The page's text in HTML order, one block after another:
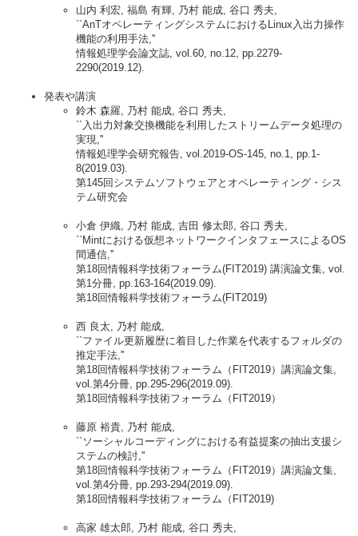
山内 利宏, 福島 有輝, 乃村 能成, 谷口 秀夫,
``AnTオペレーティングシステムにおけるLinux入出力操作
機能の利用手法,''
情報処理学会論文誌, vol.60, no.12, pp.2279-
2290(2019.12).
発表や講演
鈴木 森羅, 乃村 能成, 谷口 秀夫,
``入出力対象交換機能を利用したストリームデータ処理の
実現,''
情報処理学会研究報告, vol.2019-OS-145, no.1, pp.1-
8(2019.03).
第145回システムソフトウェアとオペレーティング・シス
テム研究会
小倉 伊織, 乃村 能成, 吉田 修太郎, 谷口 秀夫,
``Mintにおける仮想ネットワークインタフェースによるOS
間通信,''
第18回情報科学技術フォーラム(FIT2019) 講演論文集, vol.
第1分冊, pp.163-164(2019.09).
第18回情報科学技術フォーラム(FIT2019)
西 良太, 乃村 能成,
``ファイル更新履歴に着目した作業を代表するフォルダの
推定手法,''
第18回情報科学技術フォーラム（FIT2019）講演論文集,
vol.第4分冊, pp.295-296(2019.09).
第18回情報科学技術フォーラム（FIT2019）
藤原 裕貴, 乃村 能成,
``ソーシャルコーディングにおける有益提案の抽出支援シ
ステムの検討,''
第18回情報科学技術フォーラム（FIT2019）講演論文集,
vol.第4分冊, pp.293-294(2019.09).
第18回情報科学技術フォーラム（FIT2019)
高家 雄太郎, 乃村 能成, 谷口 秀夫,